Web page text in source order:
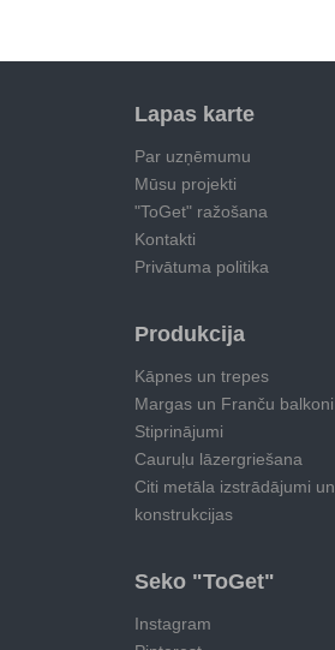
Lapas karte
Par uzņēmumu
Mūsu projekti
"ToGet" ražošana
Kontakti
Privātuma politika
Produkcija
Kāpnes un trepes
Margas un Franču balkoni
Stiprinājumi
Cauruļu lāzergriešana
Citi metāla izstrādājumi un
konstrukcijas
Seko "ToGet"
Instagram